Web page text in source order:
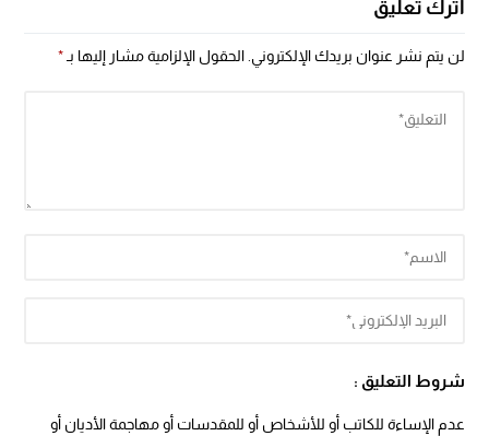
اترك تعليق
لن يتم نشر عنوان بريدك الإلكتروني. الحقول الإلزامية مشار إليها بـ*
شروط التعليق :
عدم الإساءة للكاتب أو للأشخاص أو للمقدسات أو مهاجمة الأديان أو